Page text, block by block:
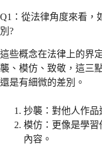
Q1：從法律角度來看，
別?
這些概念在法律上的界
襲、模仿、致敬，這三
還是有細微的差別。
抄襲：對他人作品
模仿：更像是學
內容。